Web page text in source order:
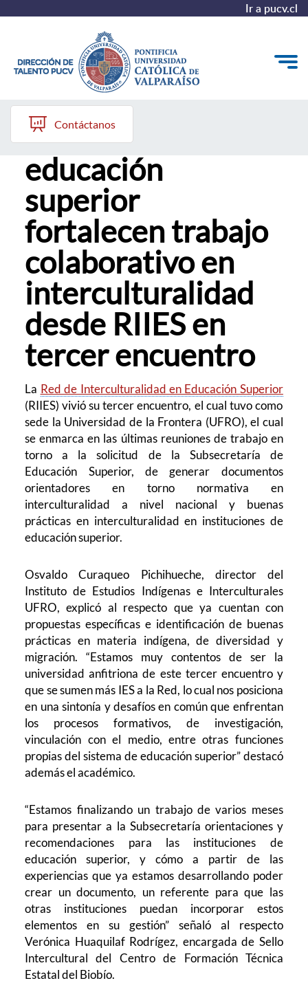
Ir a pucv.cl
Quiénes somos
Nuestros Programas
Investigación
Recursos
Contáctanos
10 de septiembre, 2025
Instituciones de
educación
superior
fortalecen trabajo
colaborativo en
interculturalidad
desde RIIES en
tercer encuentro
La Red de Interculturalidad en Educación Superior
(RIIES) vivió su tercer encuentro, el cual tuvo como
sede la Universidad de la Frontera (UFRO), el cual
se enmarca en las últimas reuniones de trabajo en
torno a la solicitud de la Subsecretaría de
Educación Superior, de generar documentos
orientadores en torno normativa en
interculturalidad a nivel nacional y buenas
prácticas en interculturalidad en instituciones de
educación superior.
Osvaldo Curaqueo Pichihueche, director del
Instituto de Estudios Indígenas e Interculturales
UFRO, explicó al respecto que ya cuentan con
propuestas específicas e identificación de buenas
prácticas en materia indígena, de diversidad y
migración. “Estamos muy contentos de ser la
universidad anfitriona de este tercer encuentro y
que se sumen más IES a la Red, lo cual nos posiciona
en una sintonía y desafíos en común que enfrentan
los procesos formativos, de investigación,
vinculación con el medio, entre otras funciones
propias del sistema de educación superior” destacó
además el académico.
“Estamos finalizando un trabajo de varios meses
para presentar a la Subsecretaría orientaciones y
recomendaciones para las instituciones de
educación superior, y cómo a partir de las
experiencias que ya estamos desarrollando poder
crear un documento, un referente para que las
otras instituciones puedan incorporar estos
elementos en su gestión” señaló al respecto
Verónica Huaquilaf Rodrígez, encargada de Sello
Intercultural del Centro de Formación Técnica
Estatal del Biobío.